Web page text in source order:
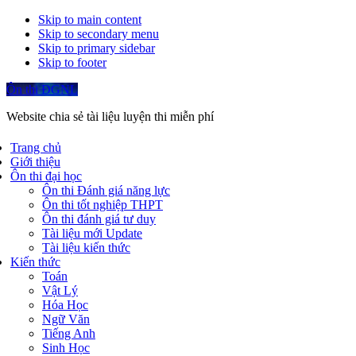
Skip to main content
Skip to secondary menu
Skip to primary sidebar
Skip to footer
Ôn thi ĐGNL
Website chia sẻ tài liệu luyện thi miễn phí
Trang chủ
Giới thiệu
Ôn thi đại học
Ôn thi Đánh giá năng lực
Ôn thi tốt nghiệp THPT
Ôn thi đánh giá tư duy
Tài liệu mới Update
Tài liệu kiến thức
Kiến thức
Toán
Vật Lý
Hóa Học
Ngữ Văn
Tiếng Anh
Sinh Học